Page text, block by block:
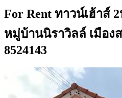
For Rent ทาวน์เฮ้าส์
หมู่บ้านนิราวิลล์ เมือง
8524143